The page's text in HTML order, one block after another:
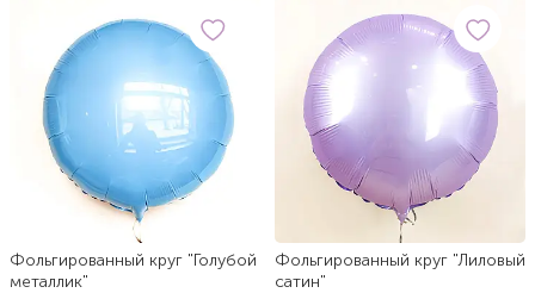
Фольгированный круг "Голубой
металлик"
Фольгированный круг "Лиловый
сатин"